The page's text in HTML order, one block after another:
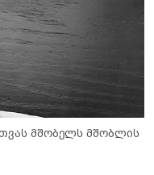
მშობელს მშობლის